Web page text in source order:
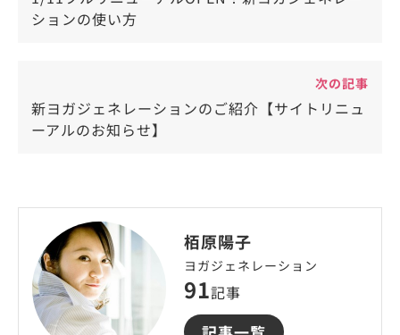
ションの使い方
次の記事
新ヨガジェネレーションのご紹介【サイトリニュ
ーアルのお知らせ】
栢原陽子
ヨガジェネレーション
91記事